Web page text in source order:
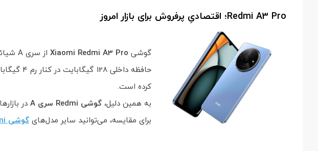
Redmi A3 Pro؛ اقتصادیِ پرفروش برای بازار امروز
گوشی Xiaomi Redmi A3 Pro از سری A شیائومی، با تمرکز بر کاربری عمومی و قیمت رقابتی طراحی شده است.
حافظه
کرده است.
به همین دلیل،گوشی Redmi سری A
در
برای مقایسه، می‌توانید سایر مدل‌هایگوشی Redmi سری A